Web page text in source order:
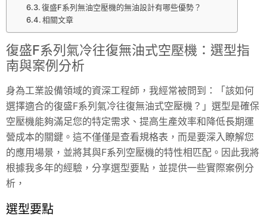
復盛F系列無油空壓機的無油設計有哪些優勢？
相關文章
復盛F系列氣冷往復無油式空壓機：選型指
南與案例分析
身為工業設備領域的資深工程師，我經常被問到：「該如何
選擇適合的復盛F系列氣冷往復無油式空壓機？」選型是確保
空壓機能夠滿足您的特定需求、提高生產效率和降低長期運
營成本的關鍵。這不僅僅是查看規格表，而是要深入瞭解您
的應用場景，並將其與F系列空壓機的特性相匹配。因此我將
根據我多年的經驗，分享選型要點，並提供一些實際案例分
析，
選型要點